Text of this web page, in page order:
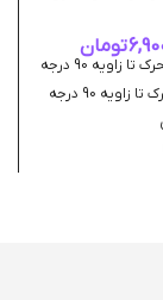
تومان
زاویه 90 درجه
زاویه 90 درجه